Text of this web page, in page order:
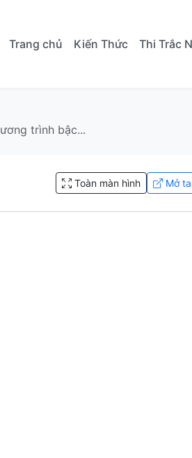
Trang chủ Kiến Thức Thi Trắc
trình bậc...
Toàn màn hình Mở